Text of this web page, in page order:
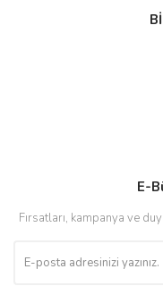
E-
Fırsatları, kampanya ve